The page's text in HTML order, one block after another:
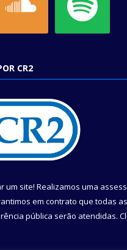
CR2
um site! Realizamos uma
em contrato que todas
pública serão atendidas.